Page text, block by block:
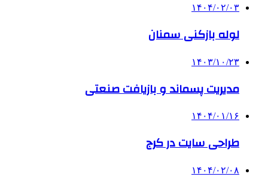
۱۴۰۴/۰۲/۰۳
لوله بازکنی سمنان
۱۴۰۳/۱۰/۲۳
مدیریت پسماند و بازیافت صنعتی
۱۴۰۴/۰۱/۱۶
طراحی سایت در کرج
۱۴۰۴/۰۲/۰۸